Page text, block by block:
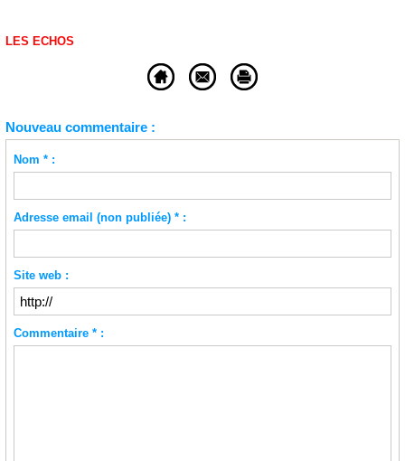
LES ECHOS
Nouveau commentaire :
Nom * :
Adresse email (non publiée) * :
Site web :
Commentaire * :